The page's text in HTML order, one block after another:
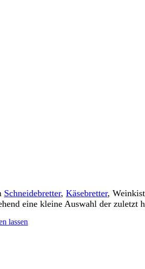
Schneidebretter, Käsebretter,
eine kleine Auswahl der zuletzt